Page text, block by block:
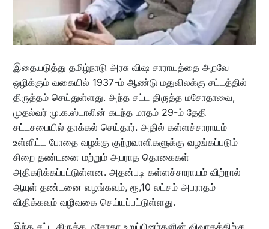
இதையடுத்து தமிழ்நாடு அரசு விஷ சாராயத்தை அறவே
ஒழிக்கும் வகையில் 1937-ம் ஆண்டு மதுவிலக்கு சட்டத்தில்
திருத்தம் செய்துள்ளது. அந்த சட்ட திருத்த மசோதாவை,
முதல்வர் மு.க.ஸ்டாலின் கடந்த மாதம் 29-ம் தேதி
சட்டசபையில் தாக்கல் செய்தார். அதில் கள்ளச்சாராயம்
உள்ளிட்ட போதை வழக்கு குற்றவாளிகளுக்கு வழங்கப்படும்
சிறை தண்டனை மற்றும் அபராத தொகைகள்
அதிகரிக்கப்பட்டுள்ளன. அதன்படி கள்ளச்சாராயம் விற்றால்
ஆயுள் தண்டனை வழங்கவும், ரூ,10 லட்சம் அபராதம்
விதிக்கவும் வழிவகை செய்யப்பட்டுள்ளது.
இந்த சட்ட திருத்த மசோதா உறுப்பினர்களின் விவாதத்திற்கு